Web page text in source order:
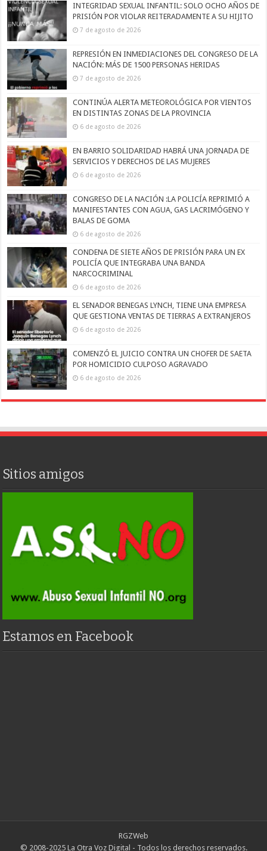
INTEGRIDAD SEXUAL INFANTIL: SOLO OCHO AÑOS DE
PRISIÓN POR VIOLAR REITERADAMENTE A SU HIJITO
7 de agosto de 2026
REPRESIÓN EN INMEDIACIONES DEL CONGRESO DE LA
NACIÓN: MÁS DE 1500 PERSONAS HERIDAS
7 de agosto de 2026
CONTINÚA ALERTA METEOROLÓGICA POR VIENTOS
EN DISTINTAS ZONAS DE LA PROVINCIA
6 de agosto de 2026
EN BARRIO SOLIDARIDAD HABRÁ UNA JORNADA DE
SERVICIOS Y DERECHOS DE LAS MUJERES
6 de agosto de 2026
CONGRESO DE LA NACIÓN :LA POLICÍA REPRIMIÓ A
MANIFESTANTES CON AGUA, GAS LACRIMÓGENO Y
BALAS DE GOMA
6 de agosto de 2026
CONDENA DE SIETE AÑOS DE PRISIÓN PARA UN EX
POLICÍA QUE INTEGRABA UNA BANDA
NARCOCRIMINAL
6 de agosto de 2026
EL SENADOR BENEGAS LYNCH, TIENE UNA EMPRESA
QUE GESTIONA VENTAS DE TIERRAS A EXTRANJEROS
6 de agosto de 2026
COMENZÓ EL JUICIO CONTRA UN CHOFER DE SAETA
POR HOMICIDIO CULPOSO AGRAVADO
6 de agosto de 2026
Sitios amigos
Estamos en Facebook
RGZWeb
© 2008-2025 La Otra Voz Digital - Todos los derechos reservados.